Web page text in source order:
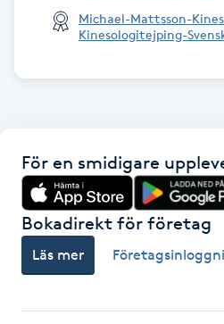
Hyperhidros
Hårbottenbehandling
Hårförlängning
Hårvård
Hälsa
Michael-Mattsson-
Kinesologitejping-
För en smidigare
Bokadirekt för företag
Läs mer